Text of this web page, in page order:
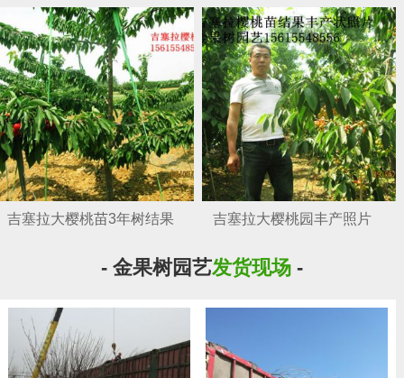
吉塞拉大樱桃苗3年树结果 吉塞拉大樱桃园丰产照片
- 金果树园艺发货现场 -